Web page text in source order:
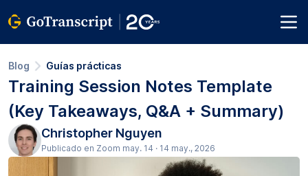
Blog Guías prácticas
Training Session Notes Template
(Key Takeaways, Q&A + Summary)
Christopher Nguyen
Publicado en Zoom may. 14 · 14 may., 2026